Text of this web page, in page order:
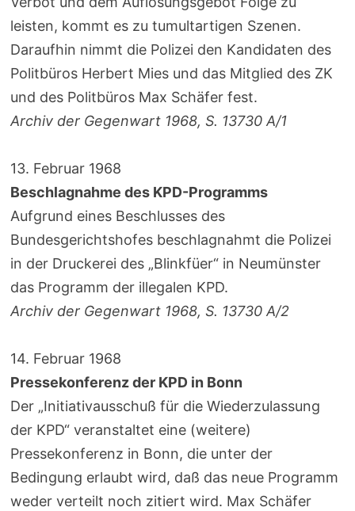
leisten, kommt es zu tumultartigen Szenen.
Daraufhin nimmt die Polizei den Kandidaten des
Politbüros Herbert Mies und das Mitglied des ZK
und des Politbüros Max Schäfer fest.
Archiv der Gegenwart 1968, S. 13730 A/1
13. Februar 1968
Beschlagnahme des KPD-Programms
Aufgrund eines Beschlusses des
Bundesgerichtshofes beschlagnahmt die Polizei
in der Druckerei des „Blinkfüer“ in Neumünster
das Programm der illegalen KPD.
Archiv der Gegenwart 1968, S. 13730 A/2
14. Februar 1968
Pressekonferenz der KPD in Bonn
Der „Initiativausschuß für die Wiederzulassung
der KPD“ veranstaltet eine (weitere)
Pressekonferenz in Bonn, die unter der
Bedingung erlaubt wird, daß das neue Programm
weder verteilt noch zitiert wird. Max Schäfer